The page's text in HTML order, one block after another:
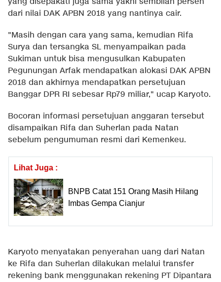
dari nilai DAK APBN 2018 yang nantinya cair.
"Masih dengan cara yang sama, kemudian Rifa
Surya dan tersangka SL menyampaikan pada
Sukiman untuk bisa mengusulkan Kabupaten
Pegunungan Arfak mendapatkan alokasi DAK APBN
2018 dan akhirnya mendapatkan persetujuan
Banggar DPR RI sebesar Rp79 miliar," ucap Karyoto.
Bocoran informasi persetujuan anggaran tersebut
disampaikan Rifa dan Suherlan pada Natan
sebelum pengumuman resmi dari Kemenkeu.
Lihat Juga :
BNPB Catat 151 Orang Masih Hilang
Imbas Gempa Cianjur
Karyoto menyatakan penyerahan uang dari Natan
ke Rifa dan Suherlan dilakukan melalui transfer
rekening bank menggunakan rekening PT Dipantara